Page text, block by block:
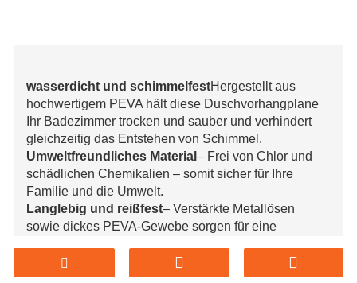
wasserdicht und schimmelfestHergestellt aus
hochwertigem PEVA hält diese Duschvorhangplane
Ihr Badezimmer trocken und sauber und verhindert
gleichzeitig das Entstehen von Schimmel.
Umweltfreundliches Material – Frei von Chlor und
schädlichen Chemikalien – somit sicher für Ihre
Familie und die Umwelt.
Langlebig und reißfest– Verstärkte Metallösen
sowie dickes PEVA-Gewebe sorgen für eine
Geruchslos und leicht zu reinigen
– Im Gegensatz
zu PVC-Vorhängen ist dieser Vorhang völlig